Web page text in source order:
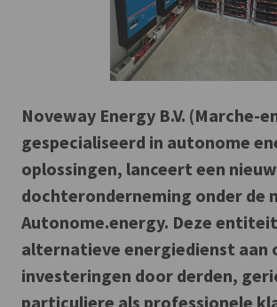
Noveway Energy B.V. (Marche-
gespecialiseerd in autonome
oplossingen, lanceert een
dochteronderneming onder de
Autonome.energy. Deze
alternatieve energiedienst aan
investeringen door derden,
particuliere als professionele